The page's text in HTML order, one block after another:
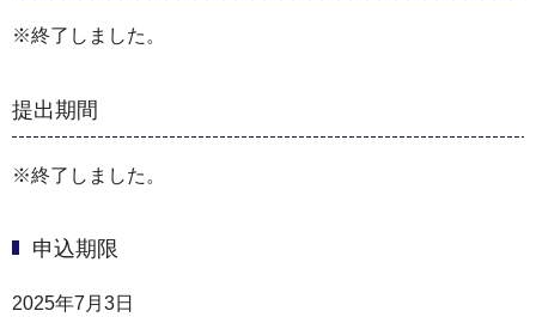
※終了しました。
提出期間
※終了しました。
申込期限
2025年7月3日